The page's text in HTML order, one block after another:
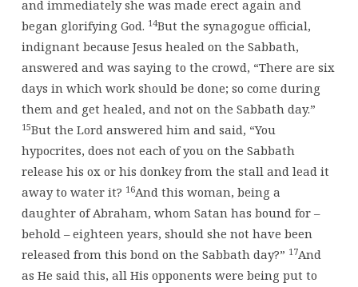
and immediately she was made erect again and
began glorifying God. 14But the synagogue official,
indignant because Jesus healed on the Sabbath,
answered and was saying to the crowd, “There are six
days in which work should be done; so come during
them and get healed, and not on the Sabbath day.”
15But the Lord answered him and said, “You
hypocrites, does not each of you on the Sabbath
release his ox or his donkey from the stall and lead it
away to water it? 16And this woman, being a
daughter of Abraham, whom Satan has bound for –
behold – eighteen years, should she not have been
released from this bond on the Sabbath day?” 17And
as He said this, all His opponents were being put to